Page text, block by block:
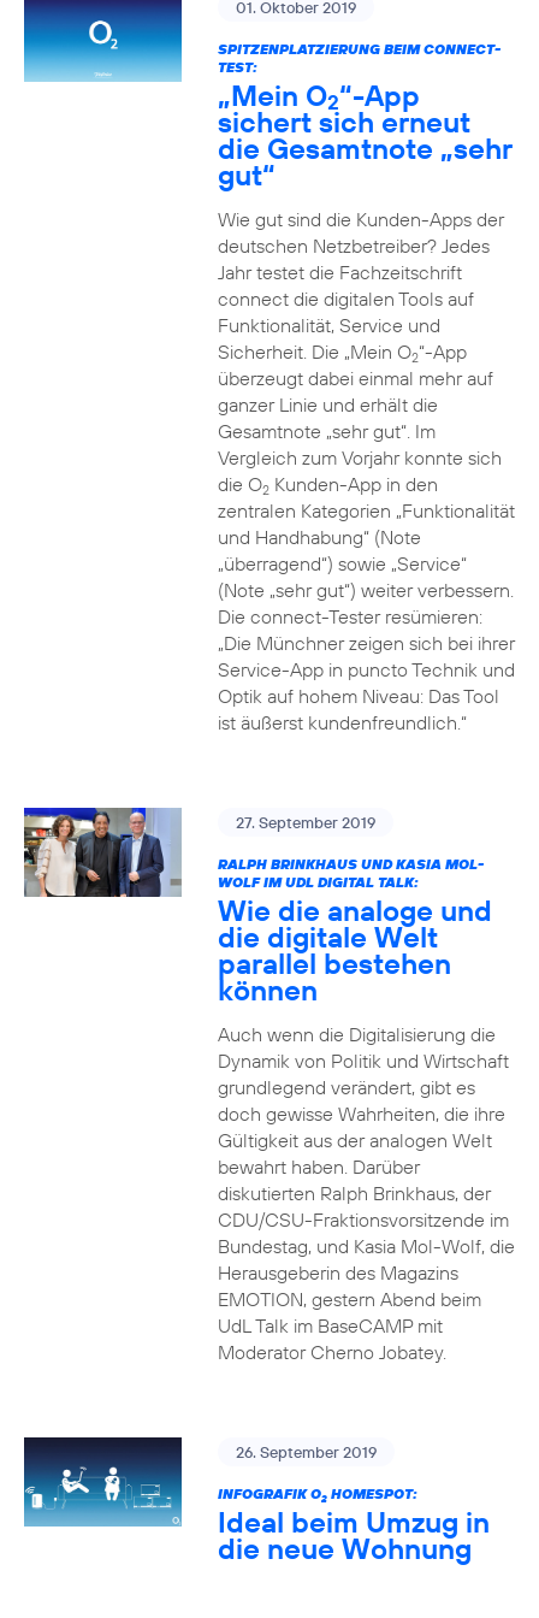
01. Oktober 2019
SPITZENPLATZIERUNG BEIM CONNECT-
TEST:
„Mein O2“-App
sichert sich erneut
die Gesamtnote „sehr
gut“
Wie gut sind die Kunden-Apps der
deutschen Netzbetreiber? Jedes
Jahr testet die Fachzeitschrift
connect die digitalen Tools auf
Funktionalität, Service und
Sicherheit. Die „Mein O2“-App
überzeugt dabei einmal mehr auf
ganzer Linie und erhält die
Gesamtnote „sehr gut“. Im
Vergleich zum Vorjahr konnte sich
die O2Kunden-App in den
zentralen Kategorien „Funktionalität
und Handhabung“ (Note
„überragend“) sowie „Service“
(Note „sehr gut“) weiter verbessern.
Die connect-Tester resümieren:
„Die Münchner zeigen sich bei ihrer
Service-App in puncto Technik und
Optik auf hohem Niveau: Das Tool
ist äußerst kundenfreundlich.“
27. September 2019
RALPH BRINKHAUS UND KASIA MOL-
WOLF IM UDL DIGITAL TALK:
Wie die analoge und
die digitale Welt
parallel bestehen
können
Auch wenn die Digitalisierung die
Dynamik von Politik und Wirtschaft
grundlegend verändert, gibt es
doch gewisse Wahrheiten, die ihre
Gültigkeit aus der analogen Welt
bewahrt haben. Darüber
diskutierten Ralph Brinkhaus, der
CDU/CSU-Fraktionsvorsitzende im
Bundestag, und Kasia Mol-Wolf, die
Herausgeberin des Magazins
EMOTION, gestern Abend beim
UdL Talk im BaseCAMP mit
Moderator Cherno Jobatey.
26. September 2019
INFOGRAFIK O2HOMESPOT:
Ideal beim Umzug in
die neue Wohnung